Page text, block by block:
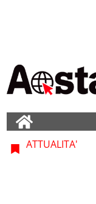
ATTUALITA'